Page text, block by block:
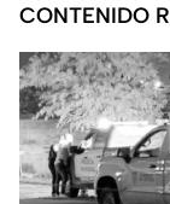
CONTENIDO